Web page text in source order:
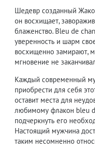
Шедевр созданный
он восхищает,
блаженство. Bleu de
уверенность и шарм
восхищенно замирают,
мгновение не
Каждый современный
приобрести для себя
оставит места для
любимому флакон bleu
подчеркнуть его
Настоящий мужчина
таким несомненно